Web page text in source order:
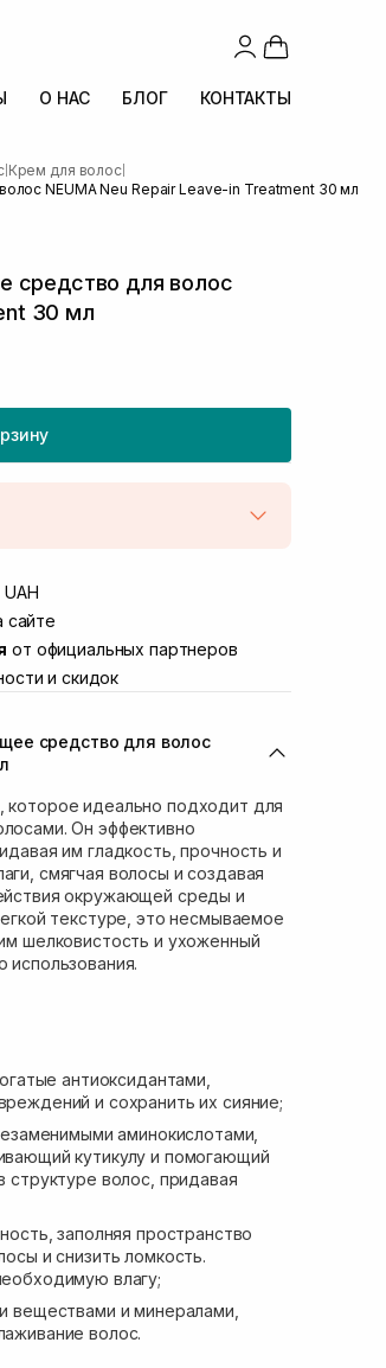
О НАС БЛОГ КОНТАКТЫ
| Крем для волос|
NEUMA Neu Repair Leave-in Treatment 30 мл
средство для волос
30 мл
1В (Duck's
В наличии
43 В наличии
23 (ТЦ Экватор) В наличии
сайте
от официальных партнеров
и скидок
средство для волос
идеально подходит для
Он эффективно
им гладкость, прочность и
смягчая волосы и создавая
окружающей среды и
текстуре, это несмываемое
шелковистость и ухоженный
антиоксидантами,
и сохранить их сияние;
аминокислотами,
кутикулу и помогающий
структуре волос, придавая
заполняя пространство
и снизить ломкость.
влагу;
веществами и минералами,
волос.